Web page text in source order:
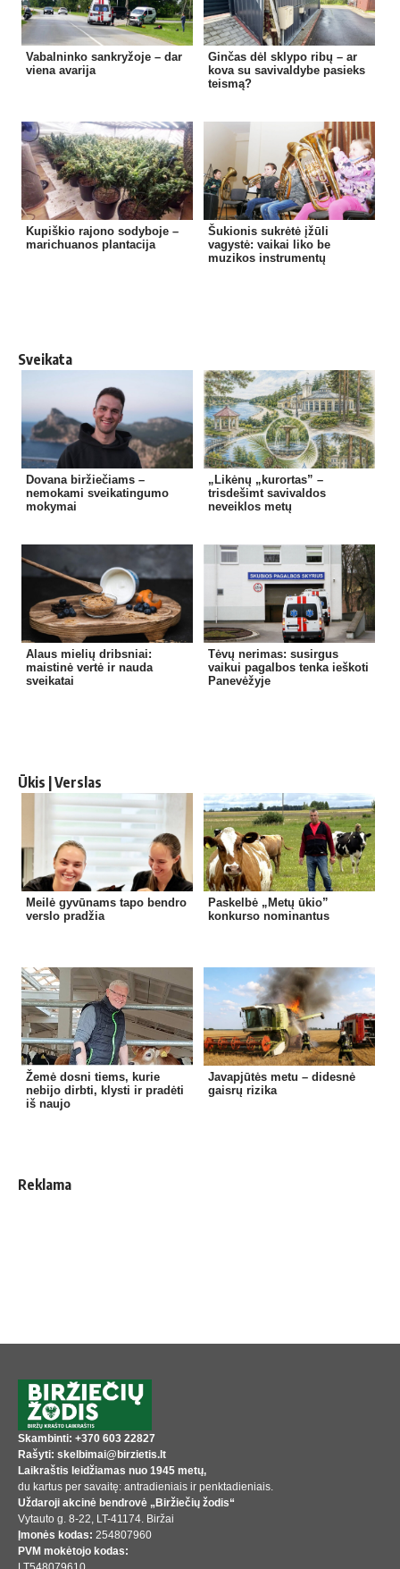
Vabalninko sankryžoje – dar
viena avarija
Ginčas dėl sklypo ribų – ar
kova su savivaldybe pasieks
teismą?
Kupiškio rajono sodyboje –
marichuanos plantacija
Šukionis sukrėtė įžūli
vagystė: vaikai liko be
muzikos instrumentų
Sveikata
Dovana biržiečiams –
nemokami sveikatingumo
mokymai
„Likėnų „kurortas” –
trisdešimt savivaldos
neveiklos metų
Alaus mielių dribsniai:
maistinė vertė ir nauda
sveikatai
Tėvų nerimas: susirgus
vaikui pagalbos tenka ieškoti
Panevėžyje
Ūkis | Verslas
Meilė gyvūnams tapo bendro
verslo pradžia
Paskelbė „Metų ūkio”
konkurso nominantus
Žemė dosni tiems, kurie
nebijo dirbti, klysti ir pradėti
iš naujo
Javapjūtės metu – didesnė
gaisrų rizika
Reklama
Skambinti: +370 603 22827
Rašyti: skelbimai@birzietis.lt
Laikraštis leidžiamas nuo 1945 metų,
du kartus per savaitę: antradieniais ir penktadieniais.
Uždaroji akcinė bendrovė „Biržiečių žodis“
Vytauto g. 8-22, LT-41174. Biržai
Įmonės kodas: 254807960
PVM mokėtojo kodas: